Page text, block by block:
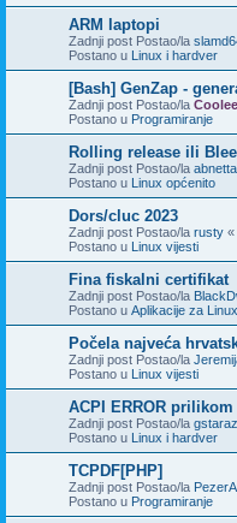
ARM laptopi
Zadnji post Postao/la
Postano u Linux i hardver
[Bash] GenZap -
Zadnji post Postao/la
Postano u Programiranje
Rolling release ili
Zadnji post Postao/la abnetta
Postano u Linux općenito
Dors/cluc 2023
Zadnji post Postao/la rusty «
Postano u Linux vijesti
Fina fiskalni certifikat
Zadnji post Postao/la
Postano u Aplikacije za Linux
Počela najveća
Zadnji post Postao/la
Postano u Linux vijesti
ACPI ERROR
Zadnji post Postao/la gstaraz
Postano u Linux i hardver
TCPDF[PHP]
Zadnji post Postao/la
Postano u Programiranje